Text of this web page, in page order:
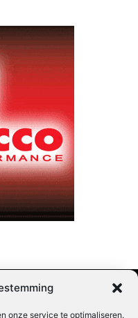
onze service te optimaliseren.